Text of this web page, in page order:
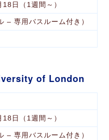
日（1週間～）
– 専用バスルーム付き）
of London
日（1週間～）
– 専用バスルーム付き）